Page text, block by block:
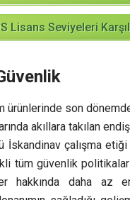
Lisans Seviyeleri
ürünlerinde son
akıllara takılan
İskandinav çalışma
tüm güvenlik
hakkında daha az